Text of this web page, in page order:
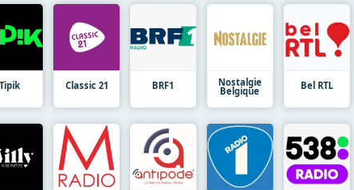
Tipik Classic 21 BRF1 Nostalgie
Belgique Bel RTL